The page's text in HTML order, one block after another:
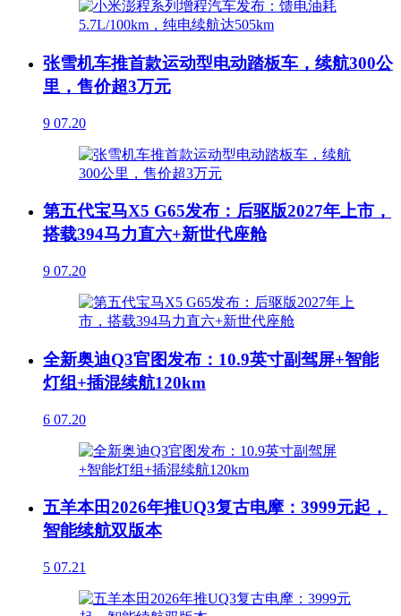
张雪机车推首款运动型电动踏板车，续航300公
里，售价超3万元
9 07.20
第五代宝马X5 G65发布：后驱版2027年上市，
搭载394马力直六+新世代座舱
9 07.20
全新奥迪Q3官图发布：10.9英寸副驾屏+智能
灯组+插混续航120km
6 07.20
五羊本田2026年推UQ3复古电摩：3999元起，
智能续航双版本
5 07.21